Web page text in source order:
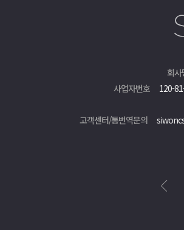
회사
사업자번호
120-
고객센터/통번역문의